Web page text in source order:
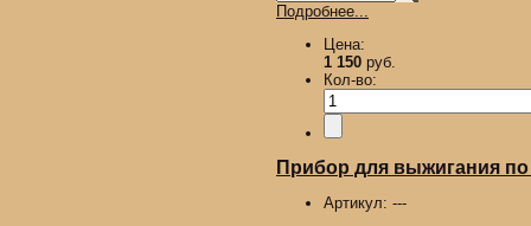
Подробнее...
Цена:
1 150 руб.
Кол-во:
Прибор для выжигания
Артикул: ---